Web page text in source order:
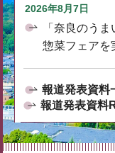
2026年8月7日
「奈良のう
惣菜フェアを
報道発表資料
報道発表資料